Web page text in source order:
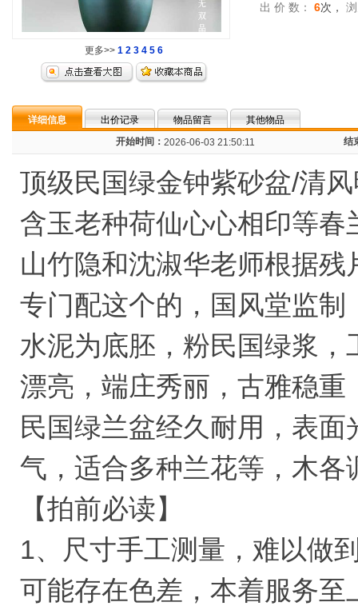
更多>> 1 2 3 4 5 6
出 价 数：
6次，
详细信息 出价记录 物品留言
其他物品
开始时间： 2026-06-03 21:50:11 结
顶级民国绿金钟紫砂盆/清
含玉老种荷仙心心相印等
山竹隐和沈淑华老师根据
专门配这个的，国风堂监
水泥为底胚，粉民国绿浆
漂亮，端庄秀丽，古雅稳
民国绿兰盆经久耐用，表
气，适合多种兰花等，木各
【拍前必读】
1、尺寸手工测量，难以做
可能存在色差，本着服务